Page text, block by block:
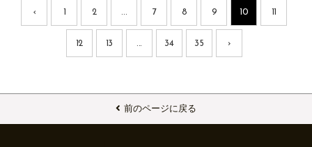
‹ 1 2 7 8 9 10 11
12 13 34 35 ›
前のページに戻る